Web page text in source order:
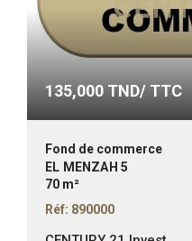
135,000 TND/ TTC
Fond de commerce
EL MENZAH 5
70 m²
Réf: 890000